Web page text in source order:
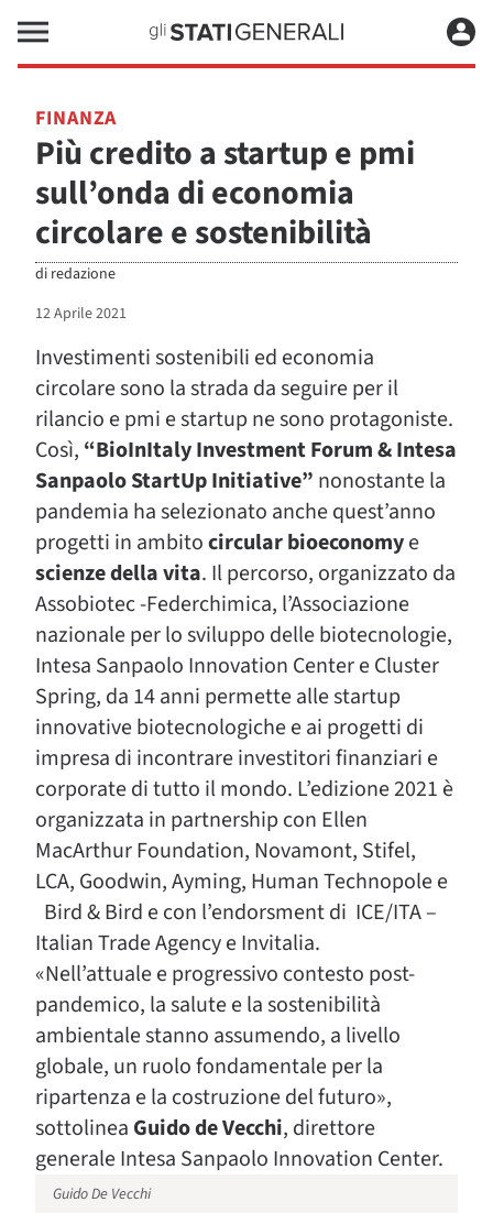
FINANZA
Più credito a startup e pmi
sull’onda di economia
circolare e sostenibilità
di redazione
12 Aprile 2021
Investimenti sostenibili ed economia
circolare sono la strada da seguire per il
rilancio e pmi e startup ne sono protagoniste.
Così, “BioInItaly Investment Forum & Intesa
Sanpaolo StartUp Initiative” nonostante la
pandemia ha selezionato anche quest’anno
progetti in ambitocircular bioeconomye
scienze della vita. Il percorso, organizzato da
Assobiotec -Federchimica, l’Associazione
nazionale per lo sviluppo delle biotecnologie,
Intesa Sanpaolo Innovation Center e Cluster
Spring, da 14 anni permette alle startup
innovative biotecnologiche e ai progetti di
impresa di incontrare investitori finanziari e
corporate di tutto il mondo. L’edizione 2021 è
organizzata in partnership con Ellen
MacArthur Foundation, Novamont, Stifel,
LCA, Goodwin, Ayming, Human Technopole e
Bird & Bird e con l’endorsment di ICE/ITA –
Italian Trade Agency e Invitalia.
«Nell’attuale e progressivo contesto post-
pandemico, la salute e la sostenibilità
ambientale stanno assumendo, a livello
globale, un ruolo fondamentale per la
ripartenza e la costruzione del futuro»,
sottolinea Guido de Vecchi, direttore
generale Intesa Sanpaolo Innovation Center.
Guido De Vecchi